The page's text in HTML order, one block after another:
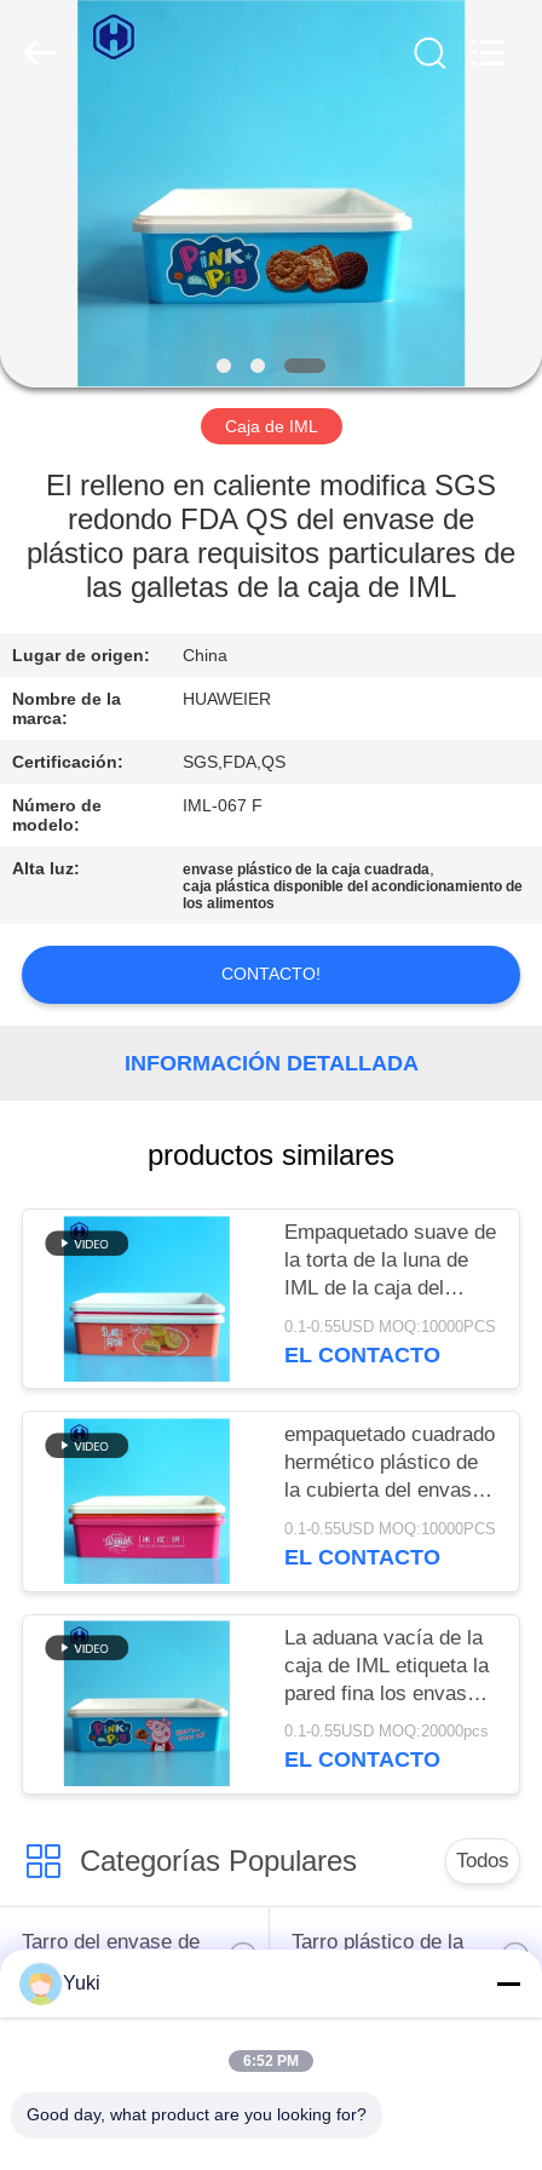
PRODUCTOS
SOBRE
NOSOTROS
RECORRIDO
POR
FÁBRICA
DE
CALIDAD
CONTACTA
CON
NOSOTROS
NOTICIAS
CASOS
BLOG
SOLICITAR
UNA CITA
MAPA
DEL
SITIO
POLÍTICA
DE
PRIVACIDAD
Caja de IML
El relleno en caliente modifica SGS
redondo FDA QS del envase de
plástico para requisitos particulares de
las galletas de la caja de IML
Lugar de origen: China
Nombre de la
marca:
HUAWEIER
Certificación: SGS,FDA,QS
Número de
modelo:
IML-067 F
Alta luz: envase plástico de la caja cuadrada,
caja plástica disponible del acondicionamiento de
los alimentos
CONTACTO!
INFORMACIÓN DETALLADA
productos similares
Empaquetado suave de
la torta de la luna de
IML de la caja del
envase plástico
apilable cuadrado de
0.1-0.55USD MOQ:10000PCS
EL CONTACTO
empaquetado cuadrado
hermético plástico de
la cubierta del envase
de comida de los PP
de la torta de la luna de
0.1-0.55USD MOQ:10000PCS
EL CONTACTO
La aduana vacía de la
caja de IML etiqueta la
pared fina los envases
plásticos de la galleta
0.1-0.55USD MOQ:20000pcs
EL CONTACTO
Categorías Populares Todos
Tarro del envase de
plástico
Tarro plástico de la
DOMÉSTICO puede
Yuki
6:52 PM
Good day, what product are you looking for?